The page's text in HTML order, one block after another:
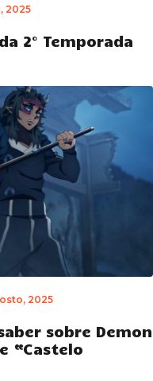
2025
2° Temporada
2025
sobre Demon
“Castelo